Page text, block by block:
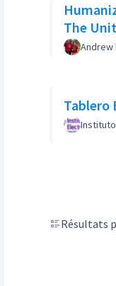
The
Andrew
Tablero
Résultats